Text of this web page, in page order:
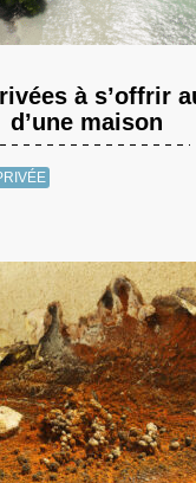
à s’offrir
d’une maison